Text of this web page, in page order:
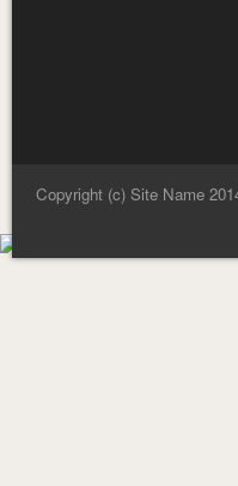
Copyright (c) Site Name